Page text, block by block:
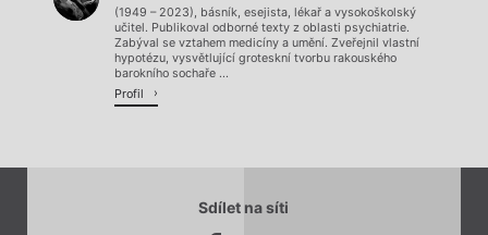
(1949 – 2023), básník, esejista, lékař a vysokoškolský
učitel. Publikoval odborné texty z oblasti psychiatrie.
Zabýval se vztahem medicíny a umění. Zveřejnil vlastní
hypotézu, vysvětlující groteskní tvorbu rakouského
barokního sochaře ...
Profil
Sdílet na síti